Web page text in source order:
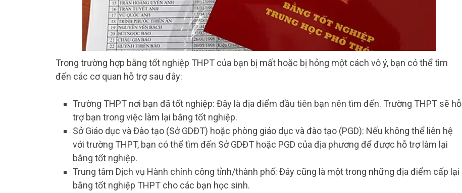
Trong trường hợp bằng tốt nghiệp THPT của bạn bị mất hoặc bị hỏng một cách vô ý, bạn có thể tìm
đến các cơ quan hỗ trợ sau đây:
Trường THPT nơi bạn đã tốt nghiệp: Đây là địa điểm đầu tiên bạn nên tìm đến. Trường THPT sẽ hỗ
trợ bạn trong việc làm lại bằng tốt nghiệp.
Sở Giáo dục và Đào tạo (Sở GDĐT) hoặc phòng giáo dục và đào tạo (PGD): Nếu không thể liên hệ
với trường THPT, bạn có thể tìm đến Sở GDĐT hoặc PGD của địa phương để được hỗ trợ làm lại
bằng tốt nghiệp.
Trung tâm Dịch vụ Hành chính công tỉnh/thành phố: Đây cũng là một trong những địa điểm cấp lại
bằng tốt nghiệp THPT cho các bạn học sinh.